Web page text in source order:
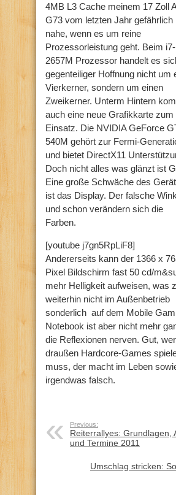
4MB L3 Cache meinem 17 Zoll
G73 vom letzten Jahr gefährlich
nahe, wenn es um reine
Prozessorleistung geht. Beim i7-
2657M Prozessor handelt es
gegenteiliger Hoffnung nicht um
Vierkerner, sondern um einen
Zweikerner. Unterm Hintern
auch eine neue Grafikkarte zum
Einsatz. Die NVIDIA GeForce
540M gehört zur Fermi-
und bietet DirectX11
Doch nicht alles was glänzt ist
Eine große Schwäche des
ist das Display. Der falsche
und schon verändern sich die
Farben.
[youtube j7gn5RpLiF8]
Andererseits kann der 1366 x
Pixel Bildschirm fast 50 cd/
mehr Helligkeit aufweisen, was
weiterhin nicht im Außenbetrieb
sonderlich auf dem Mobile
Notebook ist aber nicht mehr
die Reflexionen nerven. Gut, wer
draußen Hardcore-Games
muss, der macht im Leben
irgendwas falsch.
Previous:
Reiterrallyes: Grundlagen,
und Termine 2011
Umschlag stricken: